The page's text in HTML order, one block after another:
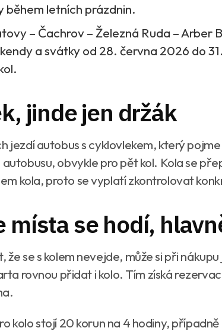
během letních prázdnin.
– Čachrov – Železná Ruda – Arber
a svátky od 28. června 2026 do
jinde jen držák
jezdí autobus s cyklovlekem, který
obvykle pro pět kol. Kola se
kola, proto se vyplatí zkontrolovat
místa se hodí,
že se s kolem nevejde, může si při
rovnou přidat i kolo. Tím získá
kolo stojí 20 korun na 4 hodiny,